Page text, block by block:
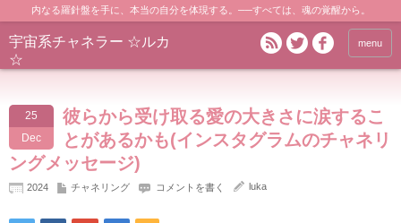
内なる羅針盤を手に、本当の自分を体現する。──すべては、魂の覚醒から。
宇宙系チャネラー ☆ルカ
☆
menu
25
Dec
彼らから受け取る愛の大きさに涙するこ
とがあるかも(インスタグラムのチャネリ
ングメッセージ)
2024 チャネリング コメントを書く luka